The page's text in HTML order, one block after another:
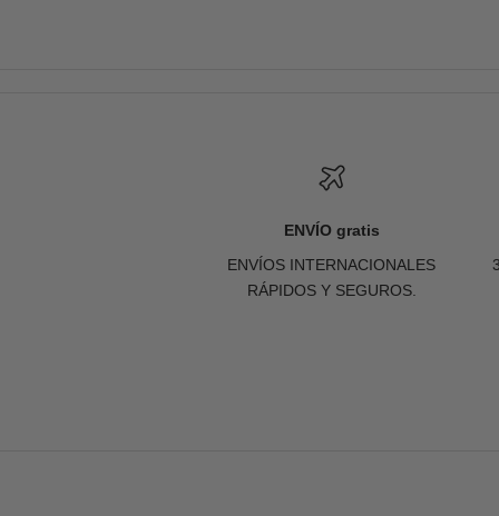
ENVÍO gratis
ENVÍOS INTERNACIONALES
RÁPIDOS Y SEGUROS.